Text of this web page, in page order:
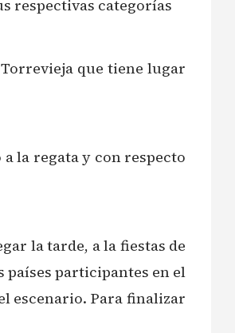
respectivas categorías
que tiene lugar
la regata y con respecto
la tarde, a la fiestas de
países participantes en el
escenario. Para finalizar